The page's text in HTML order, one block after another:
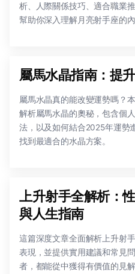
析、人際關係技巧、適合職業
幫助你深入理解月亮射手座的內
屬馬水晶指南：提
屬馬水晶真的能改變運勢嗎？
解析屬馬水晶的奧秘，包含個
法，以及如何結合2025年運勢
找到最適合的水晶方案。
上升射手全解析：
與人生指南
這篇深度文章全面解析上升射
表現，並提供實用建議和常見
者，都能從中獲得有價值的見